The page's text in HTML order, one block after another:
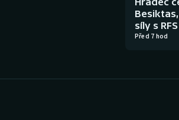
síly s RFS
Před 7 hod